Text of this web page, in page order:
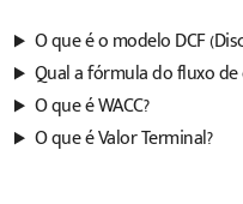
O que é o modelo DCF
Qual a fórmula do fluxo
O que é WACC?
O que é Valor Terminal?